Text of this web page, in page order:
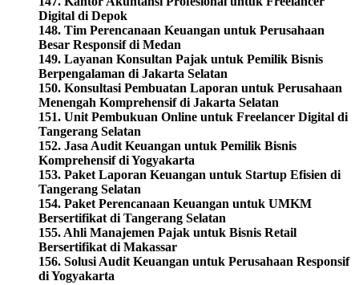
Digital di Depok
148. Tim Perencanaan Keuangan untuk Perusahaan
Besar Responsif di Medan
149. Layanan Konsultan Pajak untuk Pemilik Bisnis
Berpengalaman di Jakarta Selatan
150. Konsultasi Pembuatan Laporan untuk Perusahaan
Menengah Komprehensif di Jakarta Selatan
151. Unit Pembukuan Online untuk Freelancer Digital di
Tangerang Selatan
152. Jasa Audit Keuangan untuk Pemilik Bisnis
Komprehensif di Yogyakarta
153. Paket Laporan Keuangan untuk Startup Efisien di
Tangerang Selatan
154. Paket Perencanaan Keuangan untuk UMKM
Bersertifikat di Tangerang Selatan
155. Ahli Manajemen Pajak untuk Bisnis Retail
Bersertifikat di Makassar
156. Solusi Audit Keuangan untuk Perusahaan Responsif
di Yogyakarta